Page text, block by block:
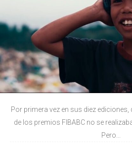
Por primera vez en sus diez ediciones,
de los premios FIBABC no se
Pero...